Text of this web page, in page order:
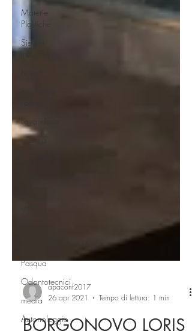
Materie
Plastiche
Sistemi
industriali
Lavanderie
estetica
Pasqua
Odontotecnici
media
Autonoleggio26 apr 2021
Tempo di lettura: 1 min